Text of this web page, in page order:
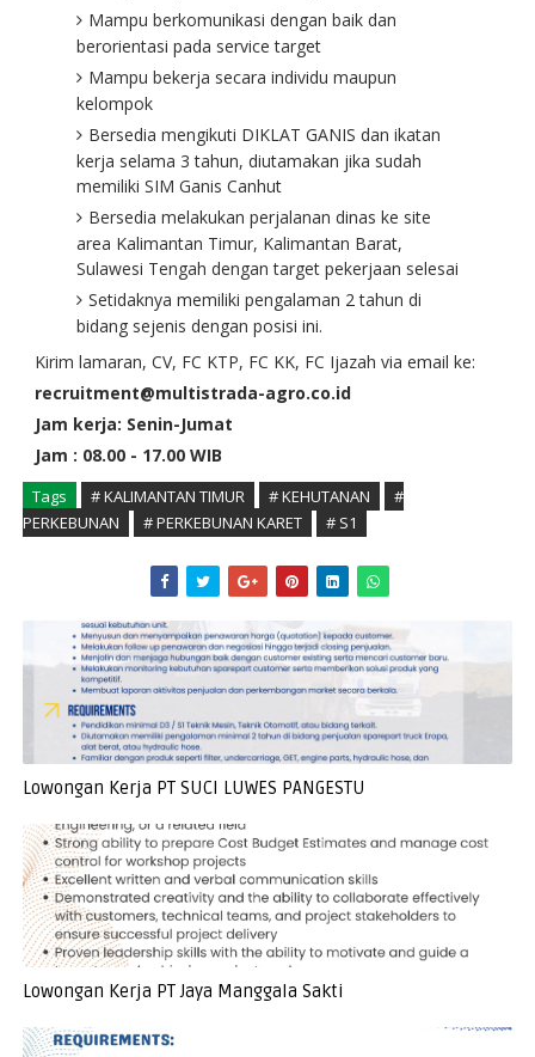
Mampu berkomunikasi dengan baik dan
berorientasi pada service target
Mampu bekerja secara individu maupun
kelompok
Bersedia mengikuti DIKLAT GANIS dan ikatan
kerja selama 3 tahun, diutamakan jika sudah
memiliki SIM Ganis Canhut
Bersedia melakukan perjalanan dinas ke site
area Kalimantan Timur, Kalimantan Barat,
Sulawesi Tengah dengan target pekerjaan selesai
Setidaknya memiliki pengalaman 2 tahun di
bidang sejenis dengan posisi ini.
Kirim lamaran, CV, FC KTP, FC KK, FC Ijazah via email ke:
recruitment@multistrada-agro.co.id
Jam kerja: Senin-Jumat
Jam : 08.00 - 17.00 WIB
Tags # KALIMANTAN TIMUR # KEHUTANAN
#
PERKEBUNAN
# PERKEBUNAN KARET # S1
Lowongan Kerja PT SUCI LUWES PANGESTU
Lowongan Kerja PT Jaya Manggala Sakti